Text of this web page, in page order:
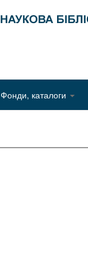
Фонди, каталоги